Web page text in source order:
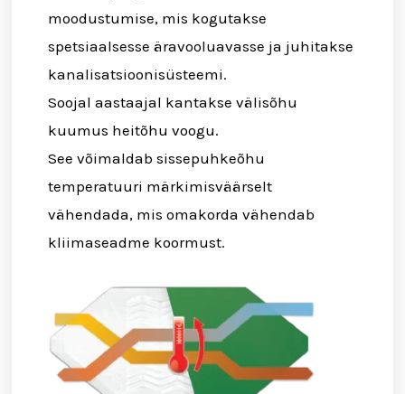
moodustumise, mis kogutakse
spetsiaalsesse äravooluavasse ja juhitakse
kanalisatsioonisüsteemi.
Soojal aastaajal kantakse välisõhu
kuumus heitõhu voogu.
See võimaldab sissepuhkeõhu
temperatuuri märkimisväärselt
vähendada, mis omakorda vähendab
kliimaseadme koormust.